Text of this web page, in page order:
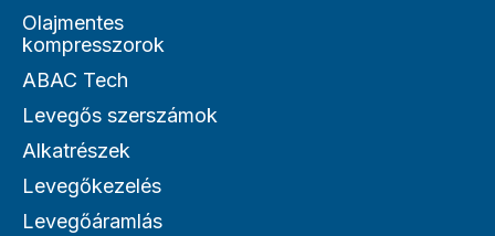
Olajmentes
kompresszorok
ABAC Tech
Levegős szerszámok
Alkatrészek
Levegőkezelés
Levegőáramlás